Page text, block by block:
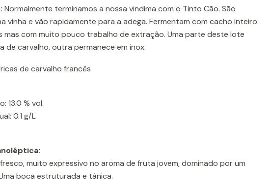
Normalmente terminamos a nossa vindima com o Tinto Cão. São
vinha e vão rapidamente para a adega. Fermentam com cacho inteiro
mas com muito pouco trabalho de extração. Uma parte deste lote
de carvalho, outra permanece em inox.
de carvalho francês
13.0 % vol.
0.1 g/L
muito expressivo no aroma de fruta jovem, dominado por um
boca estruturada e tânica.